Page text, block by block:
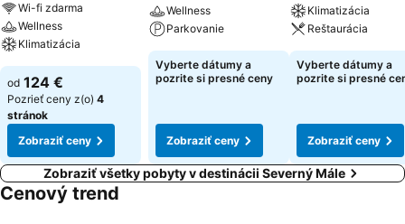
Wi-fi zdarma
Wellness
Klimatizácia
od 124 €
Pozrieť ceny z(o) 4
stránok
Zobraziť ceny
Wellness
Parkovanie
Vyberte dátumy a
pozrite si presné ceny
Zobraziť ceny
Klimatizácia
Reštaurácia
Vyberte dátumy a
pozrite si presné
Zobraziť ceny
Zobraziť všetky pobyty v destinácii Severný Mále
Cenový trend